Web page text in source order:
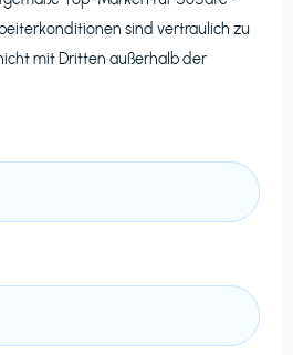
sind vertraulich zu
mit Dritten außerhalb der